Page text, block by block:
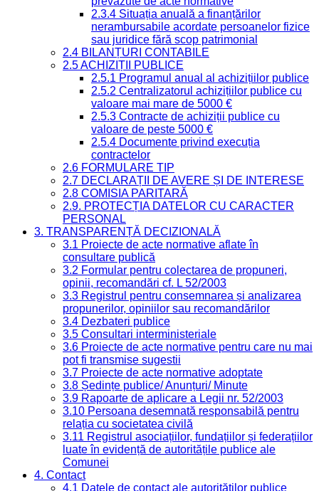
2.3.4 Situația anuală a finanțărilor
nerambursabile acordate persoanelor fizice
sau juridice fără scop patrimonial
2.4 BILANȚURI CONTABILE
2.5 ACHIZIȚII PUBLICE
2.5.1 Programul anual al achizițiilor publice
2.5.2 Centralizatorul achizițiilor publice cu
valoare mai mare de 5000 €
2.5.3 Contracte de achiziții publice cu
valoare de peste 5000 €
2.5.4 Documente privind execuția
contractelor
2.6 FORMULARE TIP
2.7 DECLARAȚII DE AVERE ȘI DE INTERESE
2.8 COMISIA PARITARĂ
2.9. PROTECȚIA DATELOR CU CARACTER
PERSONAL
3. TRANSPARENȚĂ DECIZIONALĂ
3.1 Proiecte de acte normative aflate în
consultare publică
3.2 Formular pentru colectarea de propuneri,
opinii, recomandări cf. L 52/2003
3.3 Registrul pentru consemnarea și analizarea
propunerilor, opiniilor sau recomandărilor
3.4 Dezbateri publice
3.5 Consultari interministeriale
3.6 Proiecte de acte normative pentru care nu mai
pot fi transmise sugestii
3.7 Proiecte de acte normative adoptate
3.8 Ședințe publice/ Anunțuri/ Minute
3.9 Rapoarte de aplicare a Legii nr. 52/2003
3.10 Persoana desemnată responsabilă pentru
relația cu societatea civilă
3.11 Registrul asociațiilor, fundațiilor și federațiilor
luate în evidență de autoritățile publice ale
Comunei
4. Contact
4.1 Datele de contact ale autorităților publice